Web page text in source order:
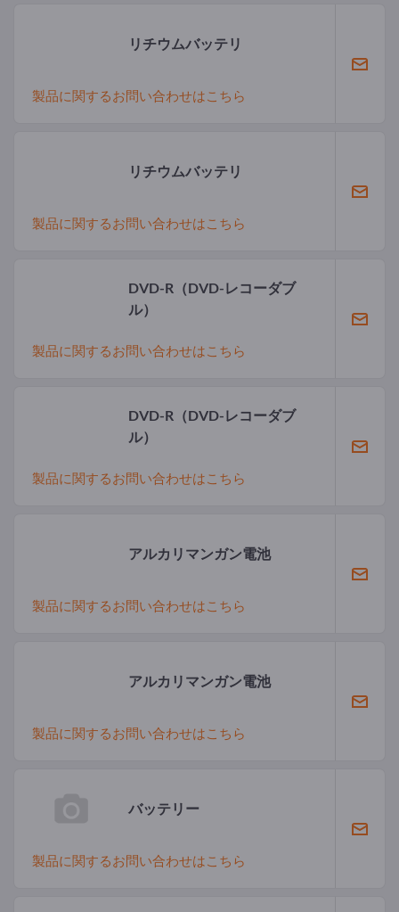
リチウムバッテリ
製品に関するお問い合わせはこちら
リチウムバッテリ
製品に関するお問い合わせはこちら
DVD-R（DVD-レコーダブ
ル）
製品に関するお問い合わせはこちら
DVD-R（DVD-レコーダブ
ル）
製品に関するお問い合わせはこちら
アルカリマンガン電池
製品に関するお問い合わせはこちら
アルカリマンガン電池
製品に関するお問い合わせはこちら
バッテリー
製品に関するお問い合わせはこちら